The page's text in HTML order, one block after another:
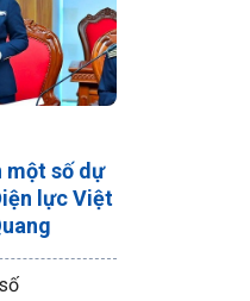
một số dự
lực Việt